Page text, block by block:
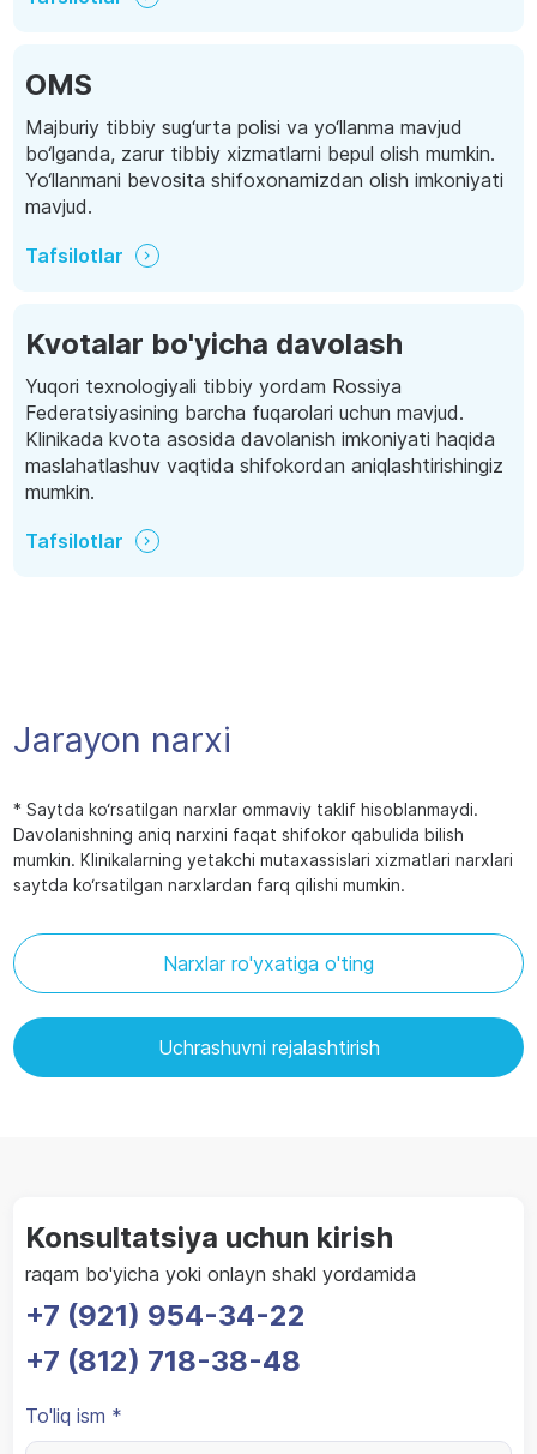
OMS
Majburiy tibbiy sug‘urta polisi va yo‘llanma mavjud
bo‘lganda, zarur tibbiy xizmatlarni bepul olish mumkin.
Yo‘llanmani bevosita shifoxonamizdan olish imkoniyati
mavjud.
Tafsilotlar
Kvotalar bo'yicha davolash
Yuqori texnologiyali tibbiy yordam Rossiya
Federatsiyasining barcha fuqarolari uchun mavjud.
Klinikada kvota asosida davolanish imkoniyati haqida
maslahatlashuv vaqtida shifokordan aniqlashtirishingiz
mumkin.
Tafsilotlar
Jarayon narxi
* Saytda ko‘rsatilgan narxlar ommaviy taklif hisoblanmaydi.
Davolanishning aniq narxini faqat shifokor qabulida bilish
mumkin. Klinikalarning yetakchi mutaxassislari xizmatlari narxlari
saytda ko‘rsatilgan narxlardan farq qilishi mumkin.
Narxlar ro'yxatiga o'ting
Uchrashuvni rejalashtirish
Konsultatsiya uchun kirish
raqam bo'yicha yoki onlayn shakl yordamida
+7 (921) 954-34-22
+7 (812) 718-38-48
To'liq ism *